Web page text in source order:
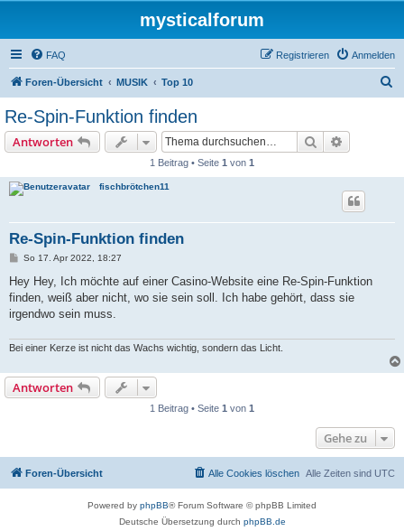
mysticalforum
FAQ Anmelden
Registrieren
Foren-Übersicht MUSIK Top 10
Re-Spin-Funktion finden
Antworten Suche
1 Beitrag • Seite 1 von 1
fischbrötchen11
Re-Spin-Funktion finden
B
i
r
a
g
So 17. Apr 2022, 18:27
Hey Hey, Ich möchte auf einer Casino-Website eine Re-Spin-Funktion
finden, weiß aber nicht, wo sie sein soll. Ich habe gehört, dass sie
irgendwo sein muss.
Bei einer Kerze ist nicht das Wachs wichtig, sondern das Licht.
Antworten
1 Beitrag • Seite 1 von 1
Gehe zu
Foren-Übersicht Alle Zeiten sind UTC
Alle Cookies löschen
Powered by phpBB® Forum Software © phpBB Limited
Deutsche Übersetzung durch phpBB.de